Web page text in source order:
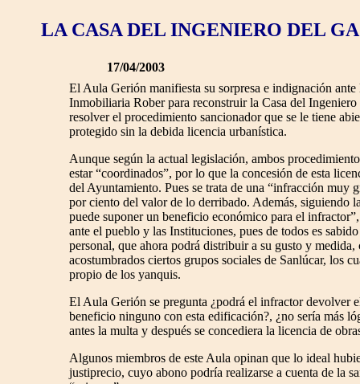
LA CASA DEL INGENIERO DEL
17/04/2003
El Aula Gerión manifiesta su sorpresa e indignación
Inmobiliaria Rober para reconstruir la Casa del
resolver el procedimiento sancionador que se le tiene
protegido sin la debida licencia urbanística.
Aunque según la actual legislación, ambos
estar “coordinados”, por lo que la concesión de esta
del Ayuntamiento. Pues se trata de una “infracción muy
por ciento del valor de lo derribado. Además, siguiendo
puede suponer un beneficio económico para el
ante el pueblo y las Instituciones, pues de todos es
personal, que ahora podrá distribuir a su gusto y
acostumbrados ciertos grupos sociales de Sanlúcar, los
propio de los yanquis.
El Aula Gerión se pregunta ¿podrá el infractor devolver
beneficio ninguno con esta edificación?, ¿no sería más
antes la multa y después se concediera la licencia de
Algunos miembros de este Aula opinan que lo ideal
justiprecio, cuyo abono podría realizarse a cuenta de la